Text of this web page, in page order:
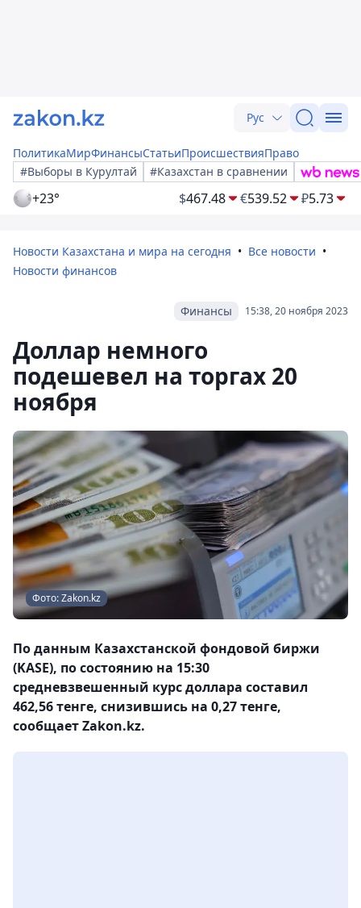
Рус
ПолитикаМирФинансыСтатьиПроисшествияПраво
#Выборы в Курултай
#Казахстан в сравнении
+23° $467.48 €539.52 ₽5.73
Новости Казахстана и мира на сегодня
Все новости
Новости финансов
15:38, 20 ноября 2023
Финансы
Доллар немного
подешевел на торгах 20
ноября
Фото: Zakon.kz
По данным Казахстанской фондовой биржи
(KASE), по состоянию на 15:30
средневзвешенный курс доллара составил
462,56 тенге, снизившись на 0,27 тенге,
сообщает Zakon.kz.